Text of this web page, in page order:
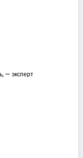
— эксперт